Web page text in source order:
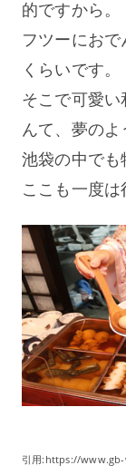
的ですから。
フツーにお
くらいです。
そこで可愛
んて、夢のよ
池袋の中でも
ここも一度は
引用:https://